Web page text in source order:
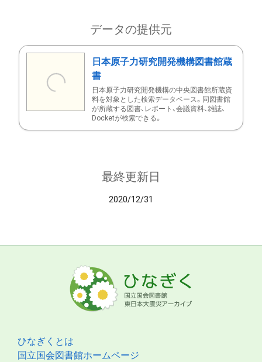
データの提供元
日本原子力研究開発機構図書館蔵
書
日本原子力研究開発機構の中央図書館所蔵資
料を対象とした検索データベース。同図書館
が所蔵する図書、レポート、会議資料、雑誌、
Docketが検索できる。
最終更新日
2020/12/31
ひなぎくとは
国立国会図書館ホームページ